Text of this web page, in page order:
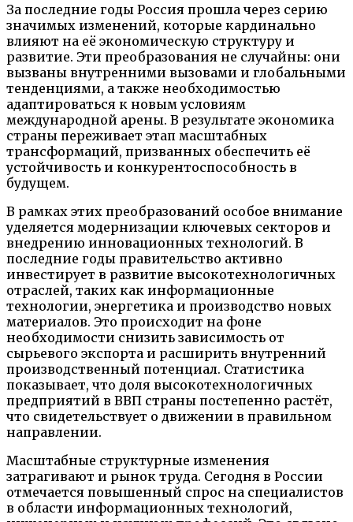
За последние годы Россия прошла через серию
значимых изменений, которые кардинально
влияют на её экономическую структуру и
развитие. Эти преобразования не случайны: они
вызваны внутренними вызовами и глобальными
тенденциями, а также необходимостью
адаптироваться к новым условиям
международной арены. В результате экономика
страны переживает этап масштабных
трансформаций, призванных обеспечить её
устойчивость и конкурентоспособность в
будущем.
В рамках этих преобразований особое внимание
уделяется модернизации ключевых секторов и
внедрению инновационных технологий. В
последние годы правительство активно
инвестирует в развитие высокотехнологичных
отраслей, таких как информационные
технологии, энергетика и производство новых
материалов. Это происходит на фоне
необходимости снизить зависимость от
сырьевого экспорта и расширить внутренний
производственный потенциал. Статистика
показывает, что доля высокотехнологичных
предприятий в ВВП страны постепенно растёт,
что свидетельствует о движении в правильном
направлении.
Масштабные структурные изменения
затрагивают и рынок труда. Сегодня в России
отмечается повышенный спрос на специалистов
в области информационных технологий,